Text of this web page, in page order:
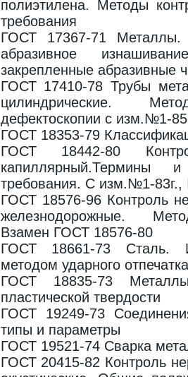
полиэтилена. Методы
требования
ГОСТ 17367-71
абразивное
закрепленные абразивные
ГОСТ 17410-78 Трубы
цилиндрические.
дефектоскопии с изм.№1-
ГОСТ 18353-79
ГОСТ 18442-80
капиллярный.Термины
требования. С изм.№1-83г.,
ГОСТ 18576-96 Контроль
железнодорожные.
Взамен ГОСТ 18576-80
ГОСТ 18661-73 Сталь.
методом ударного отпечатка
ГОСТ 18835-73
пластической твердости
ГОСТ 19249-73
типы и параметры
ГОСТ 19521-74 Сварка
ГОСТ 20415-82 Контроль